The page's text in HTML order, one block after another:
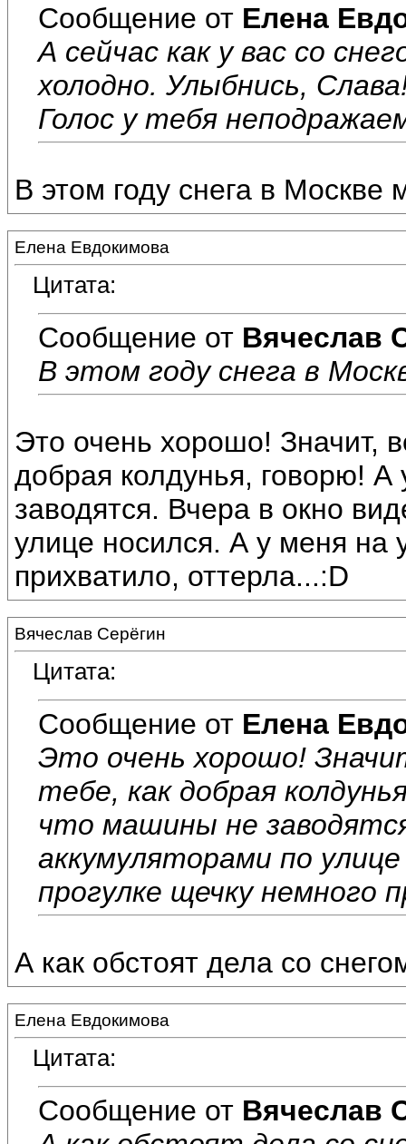
Сообщение от Елена
А сейчас как у вас со
холодно. Улыбнись,
Голос у тебя
В этом году снега в Москве
Елена Евдокимова
Цитата:
Сообщение от Вячеслав
В этом году снега в
Это очень хорошо! Значит,
добрая колдунья, говорю!
заводятся. Вчера в окно
улице носился. А у меня на
прихватило, оттерла...:D
Вячеслав Серёгин
Цитата:
Сообщение от Елена
Это очень хорошо!
тебе, как добрая
что машины не
аккумуляторами по
прогулке щечку немного
А как обстоят дела со
Елена Евдокимова
Цитата:
Сообщение от Вячеслав